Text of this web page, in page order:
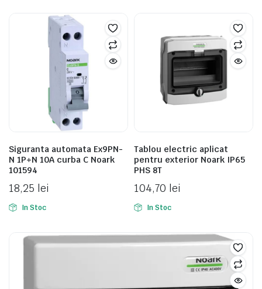
Siguranta automata Ex9PN-
N 1P+N 10A curba C Noark
101594
18,25 lei
In Stoc
Tablou electric aplicat
pentru exterior Noark IP65
PHS 8T
104,70 lei
In Stoc